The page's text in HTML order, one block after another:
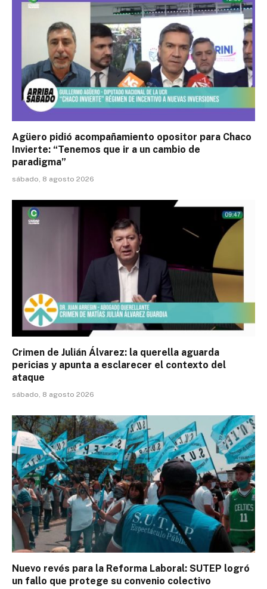
Agüero pidió acompañamiento opositor para Chaco
Invierte: “Tenemos que ir a un cambio de
paradigma”
sábado, 8 agosto 2026
Crimen de Julián Álvarez: la querella aguarda
pericias y apunta a esclarecer el contexto del
ataque
sábado, 8 agosto 2026
Nuevo revés para la Reforma Laboral: SUTEP logró
un fallo que protege su convenio colectivo